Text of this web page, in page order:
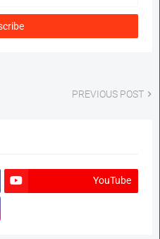
PREVIOUS POST
YouTube